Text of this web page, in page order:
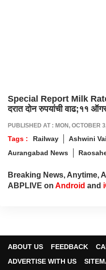
Special Report Milk Rate
दरात दोन रुपयांची वाढ;११
PUBLISHED AT : MON, OCTOBER
Tags : Railway
Ashwini
Aurangabad News
Breaking News, Anytime,
ABPLIVE on Android and
ABOUT US FEEDBACK
ADVERTISE WITH US